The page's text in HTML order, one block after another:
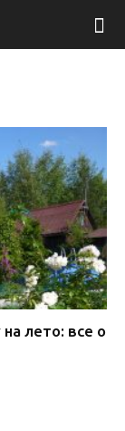
лето: все о